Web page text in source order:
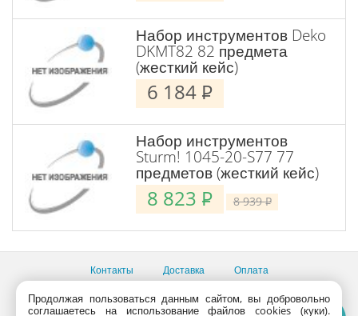
Набор инструментов Deko
DKMT82 82 предмета
(жесткий кейс)
6 184 P
Набор инструментов
Sturm! 1045-20-S77 77
предметов (жесткий кейс)
8 823 P 8 939P
Контакты Доставка Оплата
Все пункты выдачи
Консультации продавцов по телефону:+7 (495) 795-09-03,
Продолжая пользоваться данным сайтом, вы добровольно
соглашаетесь на использование файлов cookies (куки).